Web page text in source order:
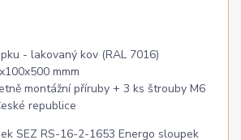
- lakovaný kov (RAL 7016)
mmm
montážní příruby + 3 ks štrouby M6
republice